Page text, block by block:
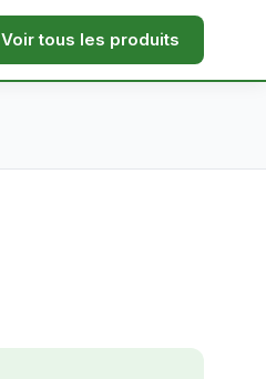
Voir tous les produits